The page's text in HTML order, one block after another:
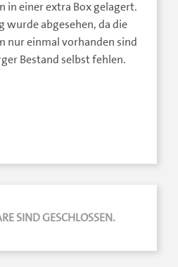
in einer extra Box gelagert.
wurde abgesehen, da die
nur einmal vorhanden sind
Bestand selbst fehlen.
SIND GESCHLOSSEN.